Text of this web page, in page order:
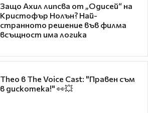
Защо Ахил липсва от „Одисей“ на
Кристофър Нолън? Най-
странното решение във филма
всъщност има логика
Theo в The Voice Cast: "Правен съм
в дискотека!" 👀💥